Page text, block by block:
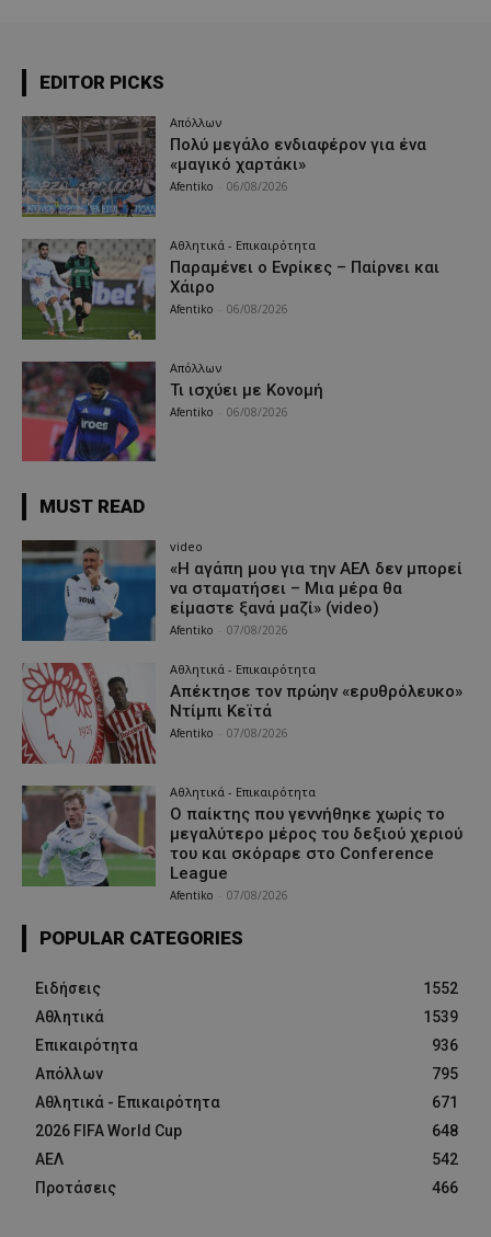
EDITOR PICKS
Απόλλων
Πολύ μεγάλο ενδιαφέρον για ένα
«μαγικό χαρτάκι»
Afentiko 06/08/2026
Αθλητικά - Επικαιρότητα
Παραμένει ο Ενρίκες – Παίρνει και
Χάιρο
Afentiko 06/08/2026
Απόλλων
Τι ισχύει με Κονομή
Afentiko 06/08/2026
MUST READ
video
«Η αγάπη μου για την ΑΕΛ δεν μπορεί
να σταματήσει – Μια μέρα θα
είμαστε ξανά μαζί» (video)
Afentiko 07/08/2026
Αθλητικά - Επικαιρότητα
Απέκτησε τον πρώην «ερυθρόλευκο»
Ντίμπι Κεϊτά
Afentiko 07/08/2026
Αθλητικά - Επικαιρότητα
Ο παίκτης που γεννήθηκε χωρίς το
μεγαλύτερο μέρος του δεξιού χεριού
του και σκόραρε στο Conference
League
Afentiko 07/08/2026
POPULAR CATEGORIES
Ειδήσεις
1552
Αθλητικά
1539
Επικαιρότητα
936
Απόλλων
795
Αθλητικά - Επικαιρότητα
671
2026 FIFA World Cup
648
ΑΕΛ
542
Προτάσεις
466